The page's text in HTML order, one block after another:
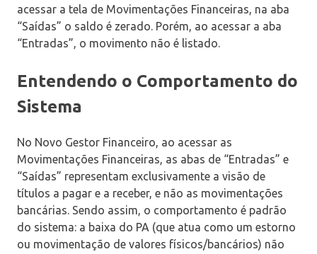
acessar a tela de Movimentações Financeiras, na aba
“Saídas” o saldo é zerado. Porém, ao acessar a aba
“Entradas”, o movimento não é listado.
Entendendo o Comportamento do
Sistema
No Novo Gestor Financeiro, ao acessar as
Movimentações Financeiras, as abas de “Entradas” e
“Saídas” representam exclusivamente a visão de
títulos a pagar e a receber, e não as movimentações
bancárias. Sendo assim, o comportamento é padrão
do sistema: a baixa do PA (que atua como um estorno
ou movimentação de valores físicos/bancários) não